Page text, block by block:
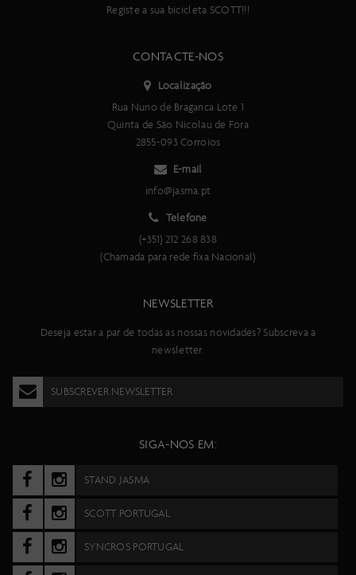
Registe a sua bicicleta SCOTT!!!
CONTACTE-NOS
Localização
Rua Nuno de Braganca Lote 1
Quinta de São Nicolau de Fora
2855-093 Corroios
E-mail
info@jasma.pt
Telefone
(+351) 212 268 838
(Chamada para rede fixa Nacional)
NEWSLETTER
Deseja estar a par de todas as nossas novidades? Subscreva a
newsletter.
SUBSCREVER NEWSLETTER
SIGA-NOS EM:
STAND JASMA
SCOTT PORTUGAL
SYNCROS PORTUGAL